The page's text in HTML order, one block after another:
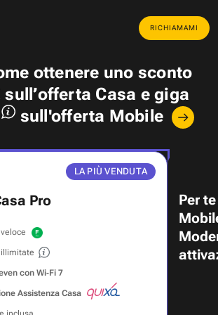
RICHIAMAMI
ottenere uno sconto
sull’offerta Casa egiga
sull'offerta Mobile
LA PIÙ VENDUTA
Pro
con Wi‑Fi 7
Assistenza Casa
Per